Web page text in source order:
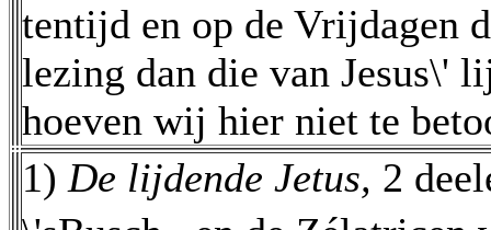
tentijd en op de Vrijdagen
lezing dan die van Jesus\'
hoeven wij hier niet te
1) De lijdende Jetus, 2